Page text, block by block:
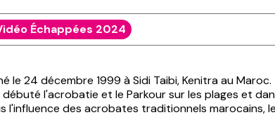
Échappées 2024
le 24 décembre 1999 à Sidi Taibi, Kenitra au Maroc.
débuté l'acrobatie et le Parkour sur les plages et
l'influence des acrobates traditionnels marocains,